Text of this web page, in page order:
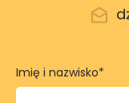
Imię i nazwisko*